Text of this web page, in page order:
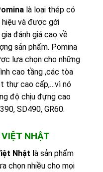
là loại thép có
và được gới
đánh giá cao về
sản phẩm. Pomina
lựa chọn cho những
cao tầng ,các tòa
thự cao cấp,…vì nó
độ chịu đựng cao
SD490, GR60.
NHẬT
Nhật là sản phẩm
chọn nhiều cho mọi